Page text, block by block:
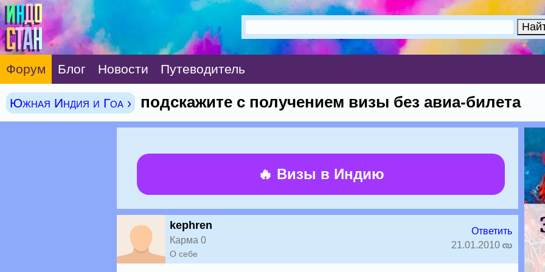
Форум Блог Новости Путеводитель
Южная Индия и Гоа › подскажите с получением визы без авиа-билета
🔥 Визы в Индию
kephren
Карма 0
О себе
Ответить
21.01.2010